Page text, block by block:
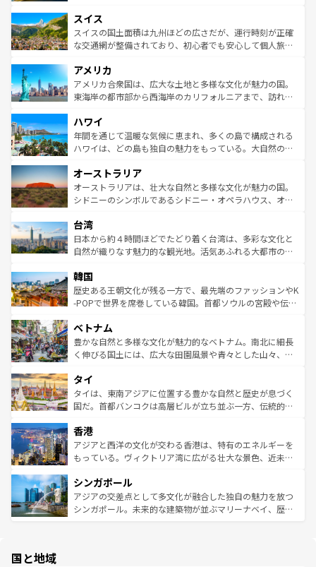
れる地方に足を運ぶとそれぞれで全く異なる文化を体験で
きるだろう。 なお、新着のフランス情報はコンテンツ一覧
を参照してほしい。
は、お酒好きな人にはぜひ体験してほしい。 なお、新着の
ドイツ情報はコンテンツ一覧を参照してほしい。
リアごとに異なる魅力がある。また、優雅なアフタヌーン
ティー、ビール好きにはたまらない英国パブ、サッカー観
戦など、本場だからこそできる体験も豊富。イギリスを旅
ンツ一覧を参照してほしい。
スイス
スイスの国土面積は九州ほどの広さだが、運行時刻が正確
な交通網が整備されており、初心者でも安心して個人旅行
の建物がそのまま残る町や、スイスならではのユニークな
博物館もあり、アルプス観光だけでなく町歩きも満喫する
ことができる。国民の所得が高いため物価も高いが、旅行
ば市内交通費無料で観光を楽しむこともできる。 なお、新
着のスイス情報はコンテンツ一覧 を参照してほしい。
アメリカ
アメリカ合衆国は、広大な土地と多様な文化が魅力の国。
東海岸の都市部から西海岸のカリフォルニアまで、訪れる
のような巨大都市は、観光、ショッピング、エンターテイ
ンメントが詰まった刺激的なスポットだ。一方、アメリカ
西部には大自然が広がり、グランドキャニオンやイエロー
部のニューオーリンズでは、音楽と美食が融合した独特の
文化が魅力。旅行者はアメリカの各地域で異なる魅力を楽
しみながら、その多様性と豊かな歴史を感じることができ
ならではの贅沢な旅のスタイルだ。 なお、新着のアメリカ
情報はコンテンツ一覧を参照してほしい。
ハワイ
年間を通じて温暖な気候に恵まれ、多くの島で構成される
ハワイは、どの島も独自の魅力をもっている。大自然の神
ワイ島は見逃せない。また、定番の観光地といえばオアフ
島だが、静かな自然を求めるならマウイ島やカウアイ島が
おすすめ。エメラルドグリーンに輝く海をはじめ、豊かな
れるおもてなしの心で訪れる人々を迎えてくれるハワイの
人々、おいしいローカルフードやハワイアンミュージッ
ク、伝統的なフラダンスなど、すべてがハワイの魅力を彩
ワイを、存分に味わってほしい。 なお、新着のハワイ情報
はコンテンツ一覧を参照してほしい。
オーストラリア
オーストラリアは、壮大な自然と多様な文化が魅力の国。
シドニーのシンボルであるシドニー・オペラハウス、オー
リアリーフや大陸中央部にそびえるウルル（エアーズロッ
ク）、タスマニアの美しい原生林やケアンズの熱帯雨林な
ど、見どころがたくさん。また、カフェやワイン、オージ
いる。アクティビティも充実しており、サーフィンやダイ
ビング、ハイキングなど、アウトドア好きにはたまらな
い。オーストラリアの多彩な魅力を存分に味わいつくそ
参照してほしい。
台湾
日本から約４時間ほどでたどり着く台湾は、多彩な文化と
自然が織りなす魅力的な観光地。活気あふれる大都市の台
ン）、静ひつな山岳地帯である台湾東部など、都市の喧騒
と山間の静けさが共存しており、訪れる人に新しい発見と
驚きをもたらしてくれる。また、奥深い台湾の食文化も魅
容にもいいと評判のスイーツなど、バラエティ豊かな料理
が味わえる。 なお、新着の台湾情報は コンテンツ一覧を参
照してほしい。
韓国
歴史ある王朝文化が残る一方で、最先端のファッションやK
-POPで世界を席巻している韓国。首都ソウルの宮殿や伝統
き、地方に足を延ばせば四季折々の自然美を楽しむことが
できる。そして、キムチや焼肉、絶品のストリートフード
まで、さまざまな韓国料理が待っている。夜には、韓国な
リティに包まれながら、韓国の多彩な魅力を心ゆくまで味
わってみてほしい。 なお、新着の韓国情報はコンテンツ一
覧を参照してほしい。
ベトナム
豊かな自然と多様な文化が魅力的なベトナム。南北に細長
く伸びる国土には、広大な田園風景や青々とした山々、世
急速な発展と共に伝統が息づく。ハノイの古い町並みやホ
ーチミン市のフランス統治時代の建物も、独特の雰囲気を
醸し出している。また、バラエティの豊かさとおいしさで
とつ。フォーやバインミー、ベトナムコーヒーなどは、ぜ
ひ現地で味わいたい。どの地域を訪れてもあたたかい人々
が旅行者を迎えてくれるので、きっと忘れられない旅にな
参照してほしい。
タイ
タイは、東南アジアに位置する豊かな自然と歴史が息づく
国だ。首都バンコクは高層ビルが立ち並ぶ一方、伝統的な
の活気が交差している。北部ではチェンマイなどの山岳地
帯で自然と触れ合い、南部ではプーケットやクラビの美し
いビーチでリゾート気分を楽しむことができる。タイ料理
激する。気候は一年中温暖で、どの季節にも異なる楽しみ
が待っている。親しみやすいタイの人々、仏教を中心とし
た文化、そして多様な観光資源が、訪れる旅人を魅了し続
香港
アジアと西洋の文化が交わる香港は、特有のエネルギーを
もっている。ヴィクトリア湾に広がる壮大な景色、近未来
み、どこを訪れても感動するはず。観光スポットが密集し
ており、効率よく見どころを回れるのも魅力。息をのむよ
うな絶景から文化的な体験まで、香港を存分に楽しみ尽く
シンガポール
アジアの交差点として多文化が融合した独自の魅力を放つ
シンガポール。未来的な建築物が並ぶマリーナベイ、歴史
国と地域